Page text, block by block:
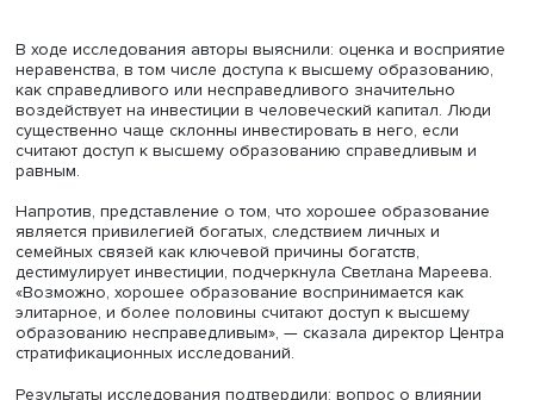
социальные лифты. Восприятие неравенства
уровень доверия в обществе и возможности
планирования, в том числе инвестиции в человеческий
капитал.
Основываясь на данных РМЭЗ 2019 года, куда были
включены вопросы о неравенстве, Светлана Мареева,
Анастасия Каравай и Екатерина Слободенюк изучили
разных факторов на оплату образования взрослых. В
выяснилось, что в образование взрослых
около 8% домохозяйств, при этом на инвестиции в
человеческий капитал значительно влияют
возможности, наличие взрослых детей, а также
образования, особенно наличие высшего, и
оценка своего материального положения.